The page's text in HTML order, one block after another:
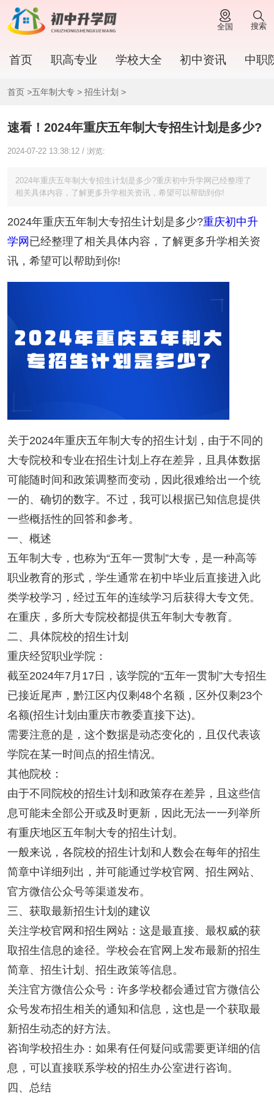
全国 搜索
首页 职高专业 学校大全 初中资讯 中职
首页 >五年制大专> 招生计划 >
速看！2024年重庆五年制大专招生计划是多少?
2024-07-22 13:38:12 / 浏览:
2024年重庆五年制大专招生计划是多少?重庆初中升学网已经整理了
相关具体内容，了解更多升学相关资讯，希望可以帮助到你!
2024年重庆五年制大专招生计划是多少?重庆初中升
学网 已经整理了相关具体内容，了解更多升学相关资
讯，希望可以帮助到你!
关于2024年重庆五年制大专的招生计划，由于不同的
大专院校和专业在招生计划上存在差异，且具体数据
可能随时间和政策调整而变动，因此很难给出一个统
一的、确切的数字。不过，我可以根据已知信息提供
一些概括性的回答和参考。
一、概述
五年制大专，也称为“五年一贯制”大专，是一种高等
职业教育的形式，学生通常在初中毕业后直接进入此
类学校学习，经过五年的连续学习后获得大专文凭。
在重庆，多所大专院校都提供五年制大专教育。
二、具体院校的招生计划
重庆经贸职业学院：
截至2024年7月17日，该学院的“五年一贯制”大专招生
已接近尾声，黔江区内仅剩48个名额，区外仅剩23个
名额(招生计划由重庆市教委直接下达)。
需要注意的是，这个数据是动态变化的，且仅代表该
学院在某一时间点的招生情况。
其他院校：
由于不同院校的招生计划和政策存在差异，且这些信
息可能未全部公开或及时更新，因此无法一一列举所
有重庆地区五年制大专的招生计划。
一般来说，各院校的招生计划和人数会在每年的招生
简章中详细列出，并可能通过学校官网、招生网站、
官方微信公众号等渠道发布。
三、获取最新招生计划的建议
关注学校官网和招生网站：这是最直接、最权威的获
取招生信息的途径。学校会在官网上发布最新的招生
简章、招生计划、招生政策等信息。
关注官方微信公众号：许多学校都会通过官方微信公
众号发布招生相关的通知和信息，这也是一个获取最
新招生动态的好方法。
咨询学校招生办：如果有任何疑问或需要更详细的信
息，可以直接联系学校的招生办公室进行咨询。
四、总结